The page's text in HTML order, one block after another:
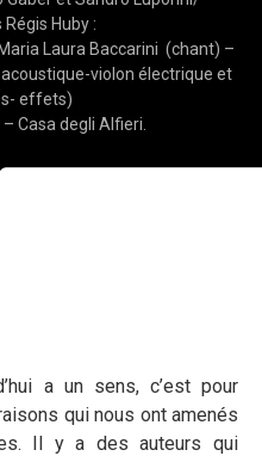
Huby :
Laura Baccarini (chant) –
violon électrique et
effets)
Casa degli Alfieri.
a un sens, c’est pour
qui nous ont amenés
Il y a des auteurs qui